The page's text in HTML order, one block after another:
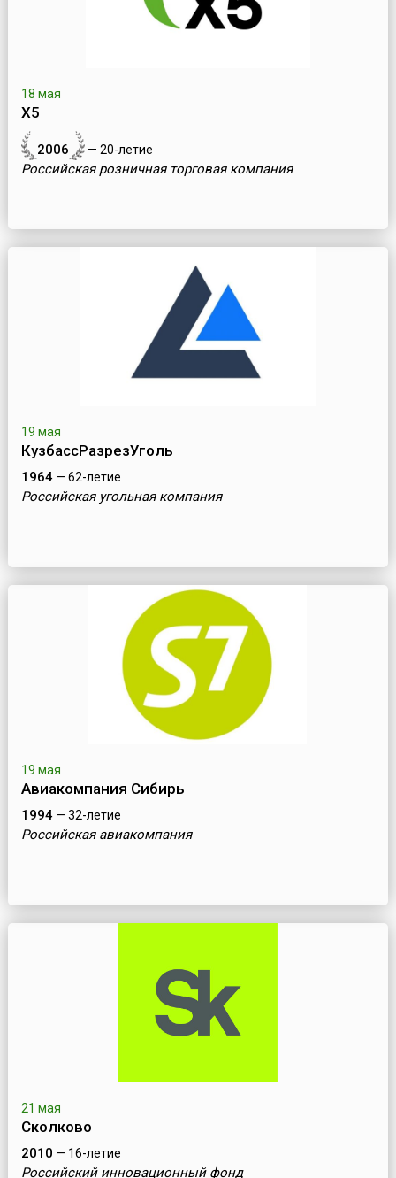
18 мая
Х5
2006 — 20-летие
Российская розничная торговая компания
19 мая
КузбассРазрезУголь
1964— 62-летие
Российская угольная компания
19 мая
Авиакомпания Сибирь
1994— 32-летие
Российская авиакомпания
21 мая
Сколково
2010 — 16-летие
Российский инновационный фонд